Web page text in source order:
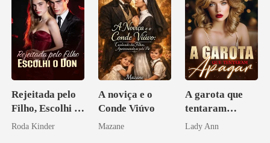
Rejeitada pelo
Filho, Escolhi o
Don
Roda Kinder
A noviça e o
Conde Viúvo
Mazane
A garota que
tentaram
apagar
Lady Ann